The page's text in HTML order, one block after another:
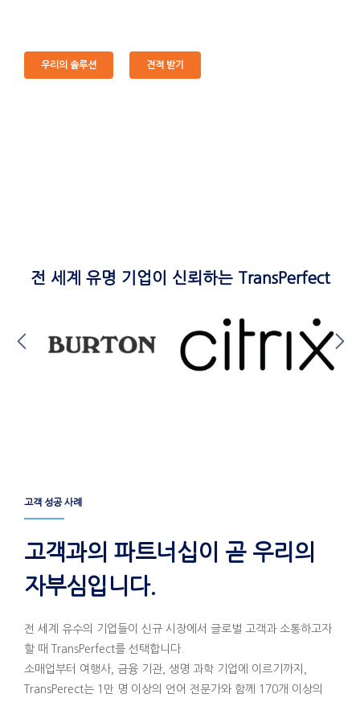
우리의 솔루션 견적 받기
전 세계 유명 기업이 신뢰하는 TransPerfect
고객 성공 사례
고객과의 파트너십이 곧 우리의
자부심입니다.
전 세계 유수의 기업들이 신규 시장에서 글로벌 고객과 소통하고자
할 때 TransPerfect를 선택합니다.
소매업부터 여행사, 금융 기관, 생명 과학 기업에 이르기까지,
TransPerect는 1만 명 이상의 언어 전문가와 함께 170개 이상의